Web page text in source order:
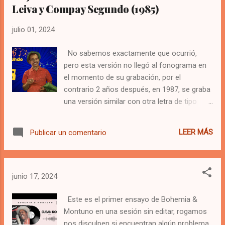
Leiva y Compay Segundo (1985)
julio 01, 2024
No sabemos exactamente que ocurrió,
pero esta versión no llegó al fonograma en
el momento de su grabación, por el
contrario 2 años después, en 1987, se graba
una versión similar con otra letra de tipo
escuchamos aquí, salió a la luz en un disco
compacto recopilatorio de éxitos de
Publicar un comentario LEER MÁS
junio 17, 2024
Este es el primer ensayo de Bohemia &
Montuno en una sesión sin editar, rogamos